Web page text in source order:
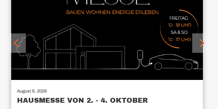
August 6, 2026
HAUSMESSE VON 2. - 4. OKTOBER